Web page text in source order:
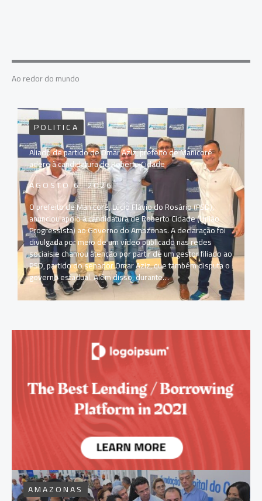
Ao redor do mundo
POLITICA
Aliado de partido de Omar Aziz, prefeito de Manicoré
adere à candidatura de Roberto Cidade
AGOSTO 6, 2026
O prefeito de Manicoré, Lúcio Flávio do Rosário (PSD),
anunciou apoio à candidatura de Roberto Cidade (União
Progressista) ao Governo do Amazonas. A declaração foi
divulgada por meio de um vídeo publicado nas redes
sociais e chamou atenção por partir de um gestor filiado ao
PSD, partido do senador Omar Aziz, que também disputa o
governo estadual. Além disso, durante…
AMAZONAS